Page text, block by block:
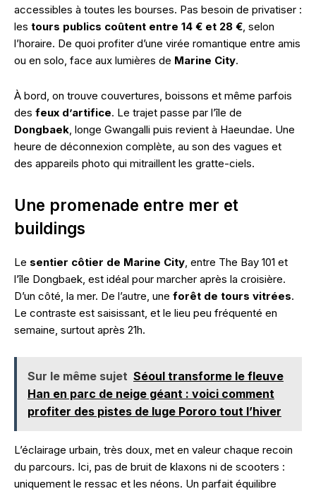
accessibles à toutes les bourses. Pas besoin de privatiser :
les tours publics coûtent entre 14 € et 28 € , selon
l’horaire. De quoi profiter d’une virée romantique entre amis
ou en solo, face aux lumières de Marine City.
À bord, on trouve couvertures, boissons et même parfois
des feux d’artifice. Le trajet passe par l’île de
Dongbaek , longe Gwangalli puis revient à Haeundae. Une
heure de déconnexion complète, au son des vagues et
des appareils photo qui mitraillent les gratte-ciels.
Une promenade entre mer et
buildings
Le sentier côtier de Marine City , entre The Bay 101 et
l’île Dongbaek, est idéal pour marcher après la croisière.
D’un côté, la mer. De l’autre, une forêt de tours vitrées.
Le contraste est saisissant, et le lieu peu fréquenté en
semaine, surtout après 21h.
Sur le même sujet Séoul transforme le fleuve
Han en parc de neige géant : voici comment
profiter des pistes de luge Pororo tout l’hiver
L’éclairage urbain, très doux, met en valeur chaque recoin
du parcours. Ici, pas de bruit de klaxons ni de scooters :
uniquement le ressac et les néons. Un parfait équilibre